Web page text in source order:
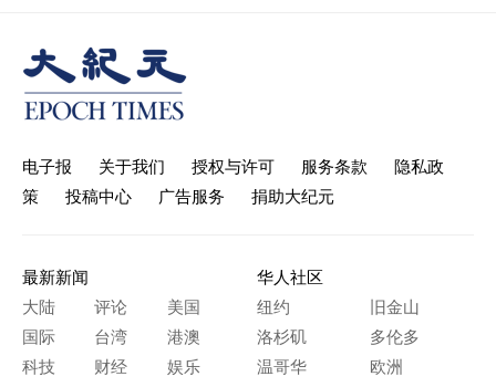
电子报 关于我们 授权与许可 服务条款
隐私政
策
投稿中心 广告服务 捐助大纪元
最新新闻
大陆
评论
美国
国际
台湾
港澳
科技
财经
娱乐
华人社区
纽约
旧金山
洛杉矶
多伦多
温哥华
欧洲